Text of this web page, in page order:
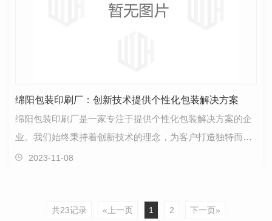
绵阳包装印刷厂：创新技术提供个性化包装解决方案
绵阳包装印刷厂是一家专注于提供个性化包装解决方案的企
业。我们始终秉持着创新技术的理念，为客户打造独特而具
有吸引力的包装产品。作为一家包装印刷厂，我们深知…
2023-11-08
共23记录 «上一页 1 2 下一页»